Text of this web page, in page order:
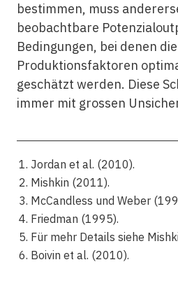
bestimmen, muss
beobachtbare
Bedingungen, bei denen die
Produktionsfaktoren
geschätzt werden. Diese
immer mit grossen
Jordan et al. (2010).
Mishkin (2011).
McCandless und Weber
Friedman (1995).
Für mehr Details siehe
Boivin et al. (2010).